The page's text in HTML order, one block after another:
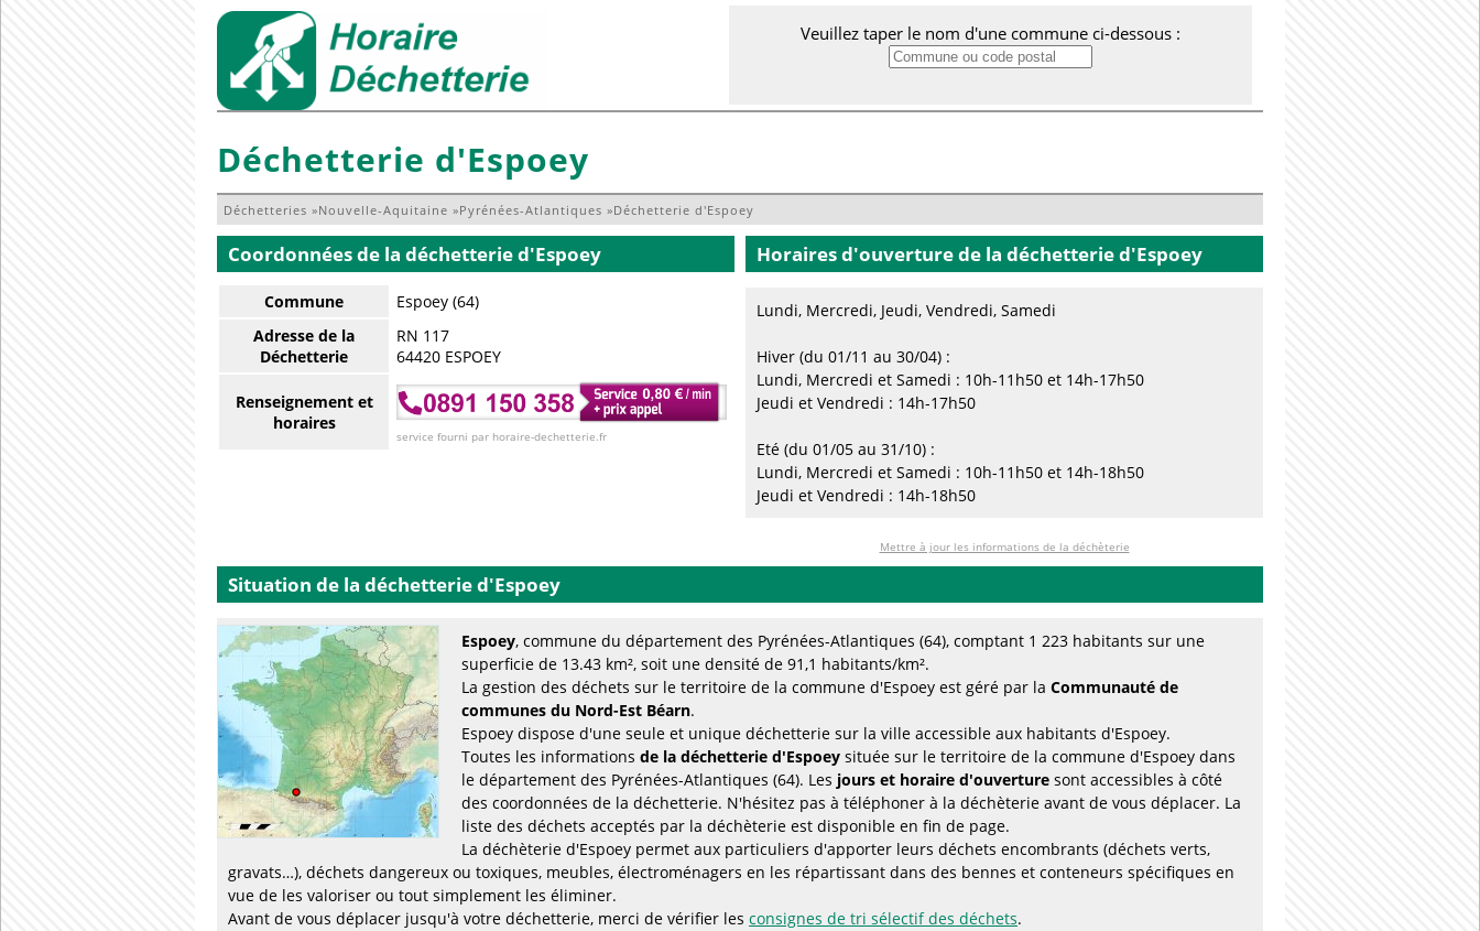
Veuillez taper le nom d'une commune ci-dessous :
Déchetterie d'Espoey
Déchetteries »Nouvelle-Aquitaine »Pyrénées-Atlantiques »Déchetterie d'Espoey
Coordonnées de la déchetteried'Espoey
Commune
Espoey (64)
Adresse de la
Déchetterie
RN 117
64420 ESPOEY
Renseignement et
horaires
service fourni par horaire-dechetterie.fr
Horaires d'ouverture de la déchetteried'Espoey
Lundi, Mercredi, Jeudi, Vendredi, Samedi
Hiver (du 01/11 au 30/04) :
Lundi, Mercredi et Samedi : 10h-11h50 et 14h-17h50
Jeudi et Vendredi : 14h-17h50
Eté (du 01/05 au 31/10) :
Lundi, Mercredi et Samedi : 10h-11h50 et 14h-18h50
Jeudi et Vendredi : 14h-18h50
Mettre à jour les informations de la déchèterie
Situation de la déchetteried'Espoey
Espoey, commune du département des Pyrénées-Atlantiques (64), comptant 1 223 habitants sur une
superficie de 13.43 km², soit une densité de 91,1 habitants/km².
La gestion des déchets sur le territoire de la commune d'Espoey est géré par la Communauté de
communes du Nord-Est Béarn.
Espoey dispose d'une seule et unique déchetterie sur la ville accessible aux habitants d'Espoey.
Toutes les informations de la déchetterie d'Espoey située sur le territoire de la commune d'Espoey dans
le département des Pyrénées-Atlantiques (64). Les jours et horaire d'ouverture sont accessibles à côté
des coordonnées de la déchetterie. N'hésitez pas à téléphoner à la déchèterie avant de vous déplacer. La
liste des déchets acceptés par la déchèterie est disponible en fin de page.
La déchèterie d'Espoey permet aux particuliers d'apporter leurs déchets encombrants (déchets verts,
gravats…), déchets dangereux ou toxiques, meubles, électroménagers en les répartissant dans des bennes et conteneurs spécifiques en
vue de les valoriser ou tout simplement les éliminer.
Avant de vous déplacer jusqu'à votre déchetterie, merci de vérifier les consignes de tri sélectif des déchets.